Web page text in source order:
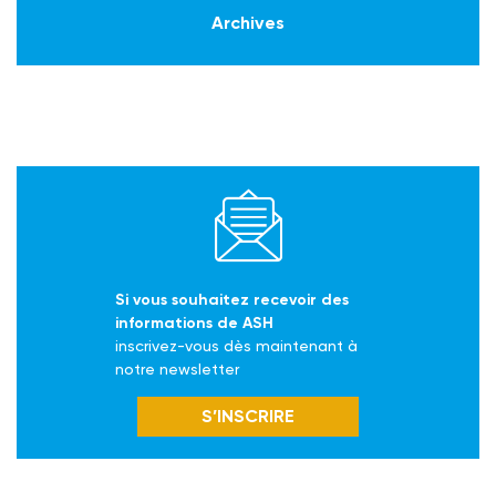
Archives
Si vous souhaitez recevoir des
informations de ASH
inscrivez-vous dès maintenant à
notre newsletter
S’INSCRIRE